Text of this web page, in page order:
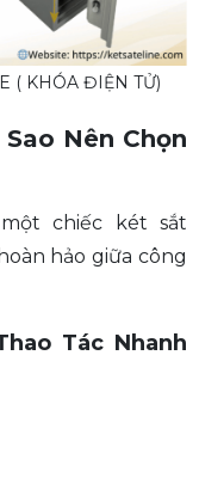
( KHÓA ĐIỆN TỬ)
Nên Chọn
chiếc két sắt
hảo giữa công
Tác Nhanh